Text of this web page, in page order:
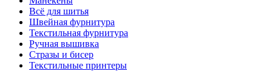
Всё для шитья
Швейная фурнитура
Текстильная фурнитура
Ручная вышивка
Стразы и бисер
Текстильные принтеры